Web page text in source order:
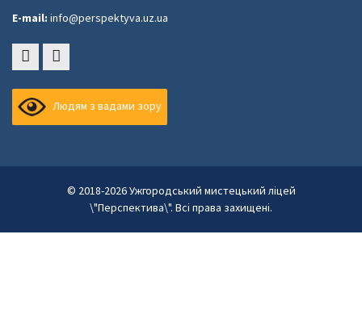
E-mail: info@perspektyva.uz.ua
Людям з вадами зору
© 2018-2026 Ужгородський мистецький ліцей
\"Перспектива\". Всі права захищені.